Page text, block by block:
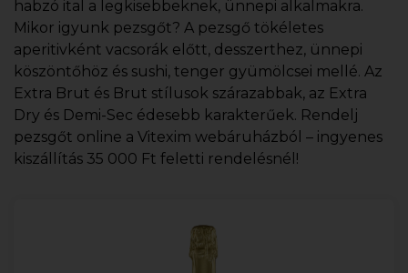
habzó ital a legkisebbeknek, ünnepi alkalmakra.
Mikor igyunk pezsgőt? A pezsgő tökéletes
aperitivként vacsorák előtt, desszerthez, ünnepi
köszöntőhöz és sushi, tenger gyümölcsei mellé. Az
Extra Brut és Brut stílusok szárazabbak, az Extra
Dry és Demi-Sec édesebb karakterűek. Rendelj
pezsgőt online a Vitexim webáruházból – ingyenes
kiszállítás 35 000 Ft feletti rendelésnél!